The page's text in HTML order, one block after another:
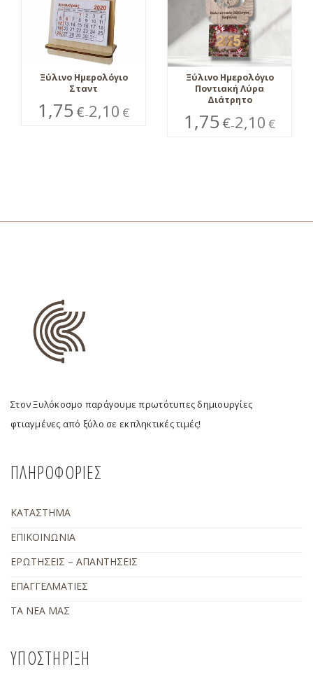
Ξύλινο Ημερολόγιο
Σταντ
1,75 €–2,10 €
Ξύλινο Ημερολόγιο
Ποντιακή Λύρα
Διάτρητο
1,75 €–2,10 €
Στον Ξυλόκοσμο παράγουμε πρωτότυπες δημιουργίες
φτιαγμένες από ξύλο σε εκπληκτικές τιμές!
ΠΛΗΡΟΦΟΡΙΕΣ
ΚΑΤΑΣΤΗΜΑ
ΕΠΙΚΟΙΝΩΝΙΑ
ΕΡΩΤΗΣΕΙΣ – ΑΠΑΝΤΗΣΕΙΣ
ΕΠΑΓΓΕΛΜΑΤΙΕΣ
ΤΑ ΝΕΑ ΜΑΣ
ΥΠΟΣΤΗΡΙΞΗ